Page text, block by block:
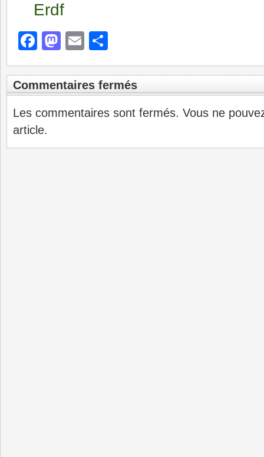
Erdf
Facebook
Mastodon
Email
Commentaires fermés
Les commentaires sont fermés. Vous ne
article.